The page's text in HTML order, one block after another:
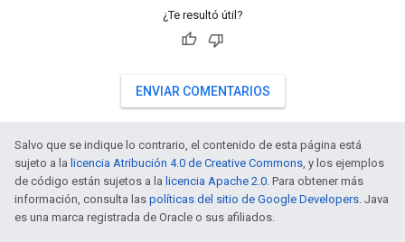
¿Te resultó útil?
ENVIAR COMENTARIOS
Salvo que se indique lo contrario, el contenido de esta página está
sujeto a la licencia Atribución 4.0 de Creative Commons, y los ejemplos
de código están sujetos a la licencia Apache 2.0. Para obtener más
información, consulta las políticas del sitio de Google Developers. Java
es una marca registrada de Oracle o sus afiliados.